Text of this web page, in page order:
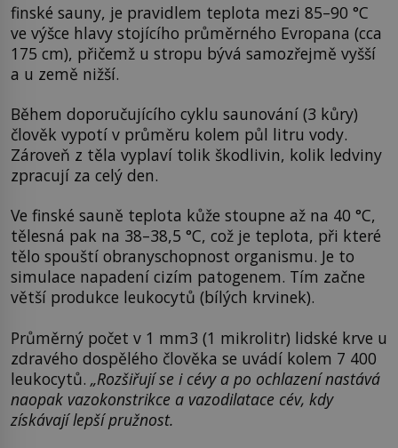
finské sauny, je pravidlem teplota mezi 85–90 °C
ve výšce hlavy stojícího průměrného Evropana (cca
175 cm), přičemž u stropu bývá samozřejmě vyšší
a u země nižší.
Během doporučujícího cyklu saunování (3 kůry)
člověk vypotí v průměru kolem půl litru vody.
Zároveň z těla vyplaví tolik škodlivin, kolik ledviny
zpracují za celý den.
Ve finské sauně teplota kůže stoupne až na 40 °C,
tělesná pak na 38–38,5 °C, což je teplota, při které
tělo spouští obranyschopnost organismu. Je to
simulace napadení cizím patogenem. Tím začne
větší produkce leukocytů (bílých krvinek).
Průměrný počet v 1 mm3 (1 mikrolitr) lidské krve u
zdravého dospělého člověka se uvádí kolem 7 400
leukocytů. „Rozšiřují se i cévy a po ochlazení nastává
naopak vazokonstrikce a vazodilatace cév, kdy
získávají lepší pružnost.